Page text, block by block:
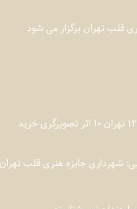
قلب تهران برگزار می شود
شهرداری جایزه هنری قلب